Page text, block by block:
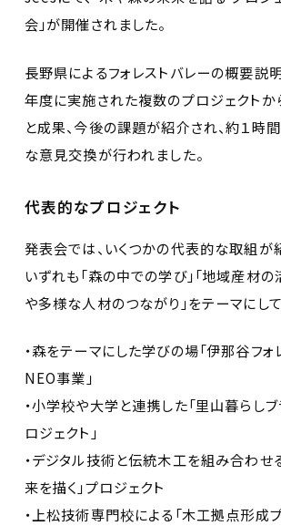
会」が開催されました。
長野県によるフォレストバレーの概要説
年度に実施された複数のプロジェクトか
と成果、今後の課題が紹介され、約１時
な意見交換が行われました。
代表的なプロジェクト
発表会では、いくつかの代表的な取組が
いずれも「森の中での学び」「地域産材の
や多様な人材のつながり」をテーマにして
・森をテーマにした学びの場「伊那谷フォ
NEO事業」
・小学校や大学と連携した「里山暮らし
ロジェクト」
・デジタル技術と伝統木工を組み合わせ
来を描く」プロジェクト
・上松技術専門校による「木工拠点形成プ